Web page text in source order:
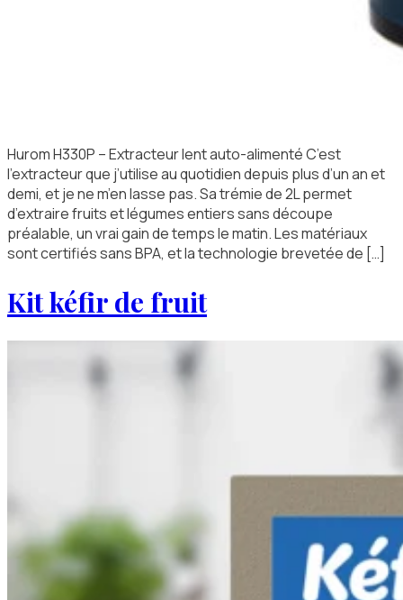
Hurom H330P – Extracteur lent auto-alimenté C’est
l’extracteur que j’utilise au quotidien depuis plus d’un an et
demi, et je ne m’en lasse pas. Sa trémie de 2L permet
d’extraire fruits et légumes entiers sans découpe
préalable, un vrai gain de temps le matin. Les matériaux
sont certifiés sans BPA, et la technologie brevetée de […]
Kit kéfir de fruit